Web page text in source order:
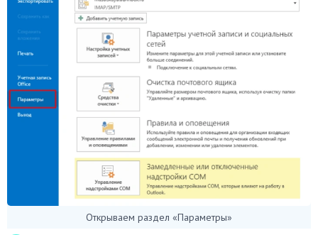
Открываем раздел «Параметры»